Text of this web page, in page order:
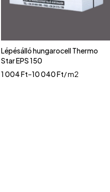
Lépésálló hungarocell Thermo
Star EPS 150
1 004Ft–10 040Ft/ m2